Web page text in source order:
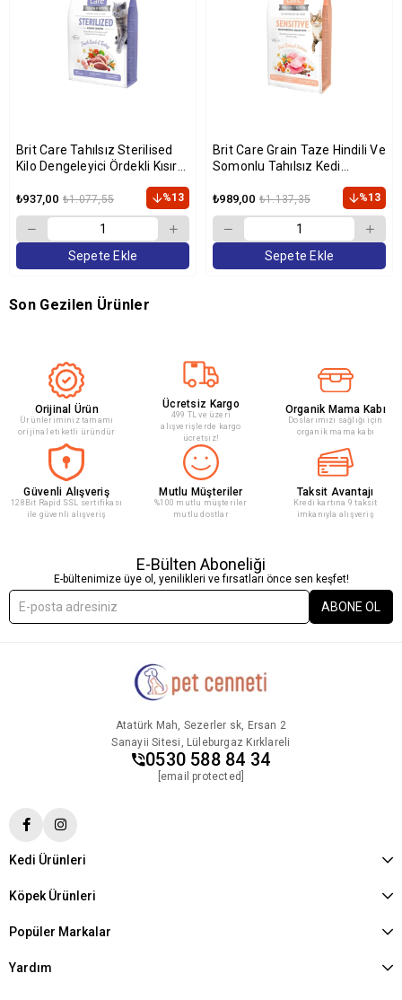
Brit Care Tahılsız Sterilised
Kilo Dengeleyici Ördekli Kısır
₺937,00 ₺1.077,55 %13
Sepete Ekle
Brit Care Grain Taze Hindili Ve
Somonlu Tahılsız Kedi
₺989,00 ₺1.137,35 %13
Sepete Ekle
Son Gezilen Ürünler
Orijinal Ürün
Ürünleriminiz tamamı
orijinal etiketli üründür
Ücretsiz Kargo
499 TL ve üzeri
alışverişlerde kargo
ücretsiz!
Organik Mama Kabı
Doslarımızı sağlığı için
organik mama kabı
Güvenli Alışveriş
128Bit Rapid SSL sertifikası
ile güvenli alışveriş
Mutlu Müşteriler
%100 mutlu müşteriler
mutlu dostlar
Taksit Avantajı
Kredi kartına 9 taksit
imkanıyla alışveriş
E-Bülten Aboneliği
E-bültenimize üye ol, yenilikleri ve fırsatları önce sen keşfet!
ABONE OL
Atatürk Mah, Sezerler sk, Ersan 2
Sanayii Sitesi, Lüleburgaz Kırklareli
0530 588 84 34
[email protected]
Kedi Ürünleri
Köpek Ürünleri
Popüler Markalar
Yardım